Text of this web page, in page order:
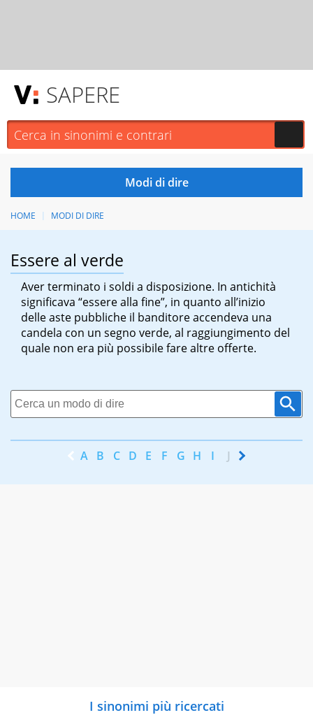
SAPERE
HOME MODI DI DIRE
Essere al verde
Aver terminato i soldi a disposizione. In antichità
significava “essere alla fine”, in quanto all’inizio
delle aste pubbliche il banditore accendeva una
candela con un segno verde, al raggiungimento del
quale non era più possibile fare altre offerte.
A B C D E F G H I J K
I sinonimi più ricercati